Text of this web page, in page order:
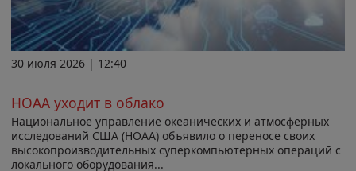
30 июля 2026 | 12:40
НОАА уходит в облако
Национальное управление океанических и атмосферных
исследований США (НОАА) объявило о переносе своих
высокопроизводительных суперкомпьютерных операций с
локального оборудования...